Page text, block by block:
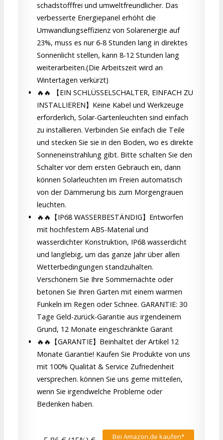
schadstofffrei und umweltfreundlicher. Das
verbesserte Energiepanel erhöht die
Umwandlungseffizienz von Solarenergie auf
23%, muss es nur 6-8 Stunden lang in direktes
Sonnenlicht stellen, kann 8-12 Stunden lang
weiterarbeiten.(Die Arbeitszeit wird an
Wintertagen verkürzt)
🔥🔥 【EIN SCHLÜSSELSCHALTER, EINFACH ZU
INSTALLIEREN】Keine Kabel und Werkzeuge
erforderlich, Solar-Gartenleuchten sind einfach
zu installieren. Verbinden Sie einfach die Teile
und stecken Sie sie in den Boden, wo es direkte
Sonneneinstrahlung gibt. Bitte schalten Sie den
Schalter vor dem ersten Gebrauch ein, dann
können Solarleuchten im Freien automatisch
von der Dämmerung bis zum Morgengrauen
leuchten.
🔥🔥【IP68 WASSERBESTÄNDIG】Entworfen
mit hochfestem ABS-Material und
wasserdichter Konstruktion, IP68 wasserdicht
und langlebig, um das ganze Jahr über allen
Wetterbedingungen standzuhalten.
Verschönern Sie Ihre Sommernächte oder
betonen Sie Ihren Garten mit einem warmen
Funkeln im Regen oder Schnee. GARANTIE: 30
Tage Geld-zurück-Garantie aus irgendeinem
Grund, 12 Monate eingeschränkte Garant
🔥🔥【GARANTIE】Beinhaltet der Artikel 12
Monate Garantie! Kaufen Sie Produkte von uns
mit 100% Qualität & Service Zufriedenheit
versprechen. können Sie uns gerne mitteilen,
wenn Sie irgendwelche Probleme oder
Bedenken haben.
Bei Amazon.de kaufen*